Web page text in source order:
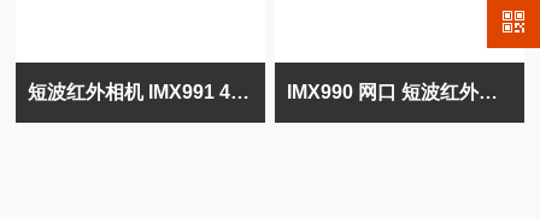
短波红外相机 IMX991 400-1700nm 铟镓砷 IMX990 网口 短波红外制冷相机 铟镓砷